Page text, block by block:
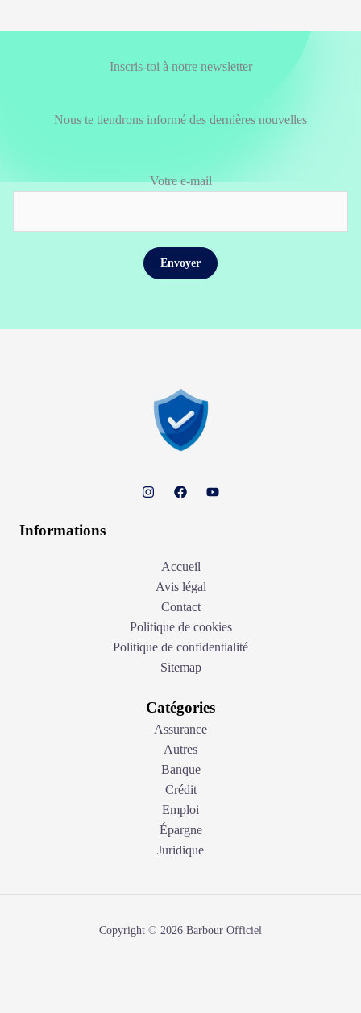
Inscris-toi à notre newsletter
Nous te tiendrons informé des dernières nouvelles
Votre e-mail
Informations
Accueil
Avis légal
Contact
Politique de cookies
Politique de confidentialité
Sitemap
Catégories
Assurance
Autres
Banque
Crédit
Emploi
Épargne
Juridique
Copyright © 2026 Barbour Officiel